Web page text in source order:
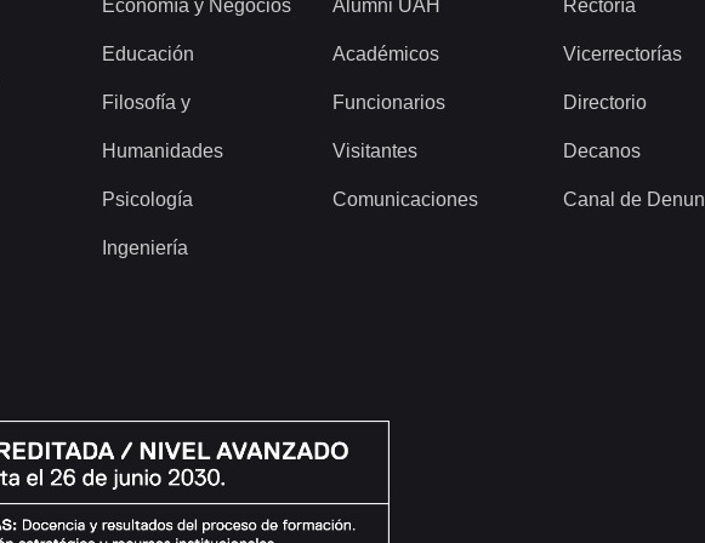
Economía y Negocios
Educación
Filosofía y
Humanidades
Psicología
Ingeniería
Alumni UAH
Académicos
Funcionarios
Visitantes
Comunicaciones
Rectoría
Vicerrectorías
Directorio
Decanos
Canal de